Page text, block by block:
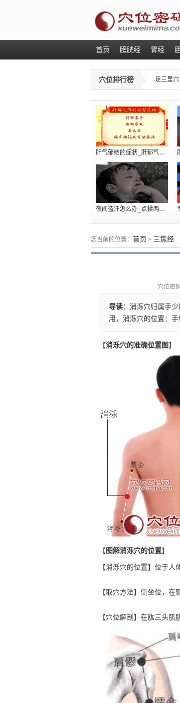
首页 膀胱经 胃经
穴位排行榜 足三里穴
肝气郁结的症状_肝郁气滞吃什么_肝火旺
夜间盗汗怎么办_点揉两个穴位巧治肾虚
您当前的位置： 首页 > 三焦经
穴位密
导读：消泺穴归属手
用，消泺穴的位置：
【消泺穴的准确位置图】
【图解消泺穴的位置】
【消泺穴的位置】位于
【取穴方法】侧坐位，
【穴位解剖】在肱三头